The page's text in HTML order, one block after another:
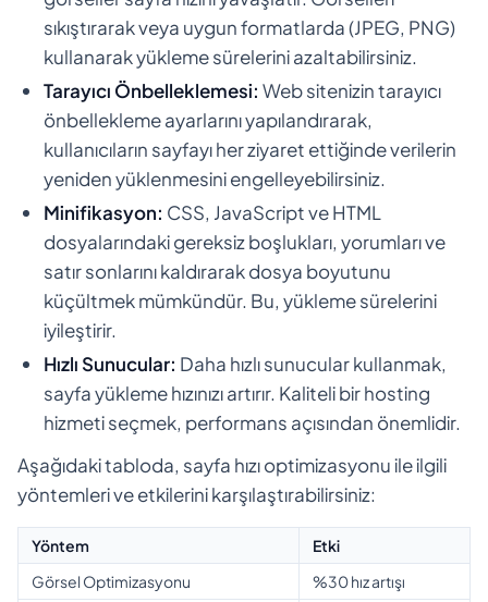
sıkıştırarak veya uygun formatlarda (JPEG, PNG)
kullanarak yükleme sürelerini azaltabilirsiniz.
Tarayıcı Önbelleklemesi: Web sitenizin tarayıcı
önbellekleme ayarlarını yapılandırarak,
kullanıcıların sayfayı her ziyaret ettiğinde verilerin
yeniden yüklenmesini engelleyebilirsiniz.
Minifikasyon: CSS, JavaScript ve HTML
dosyalarındaki gereksiz boşlukları, yorumları ve
satır sonlarını kaldırarak dosya boyutunu
küçültmek mümkündür. Bu, yükleme sürelerini
iyileştirir.
Hızlı Sunucular: Daha hızlı sunucular kullanmak,
sayfa yükleme hızınızı artırır. Kaliteli bir hosting
hizmeti seçmek, performans açısından önemlidir.
Aşağıdaki tabloda, sayfa hızı optimizasyonu ile ilgili
yöntemleri ve etkilerini karşılaştırabilirsiniz:
Yöntem
Etki
Görsel Optimizasyonu
%30 hız artışı